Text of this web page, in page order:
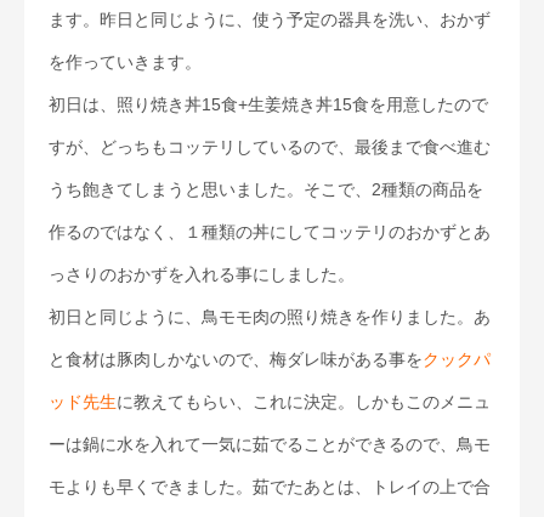
ます。昨日と同じように、使う予定の器具を洗い、おかず
を作っていきます。
初日は、照り焼き丼15食+生姜焼き丼15食を用意したので
すが、どっちもコッテリしているので、最後まで食べ進む
うち飽きてしまうと思いました。そこで、2種類の商品を
作るのではなく、１種類の丼にしてコッテリのおかずとあ
っさりのおかずを入れる事にしました。
初日と同じように、鳥モモ肉の照り焼きを作りました。あ
と食材は豚肉しかないので、梅ダレ味がある事をクックパ
ッド先生に教えてもらい、これに決定。しかもこのメニュ
ーは鍋に水を入れて一気に茹でることができるので、鳥モ
モよりも早くできました。茹でたあとは、トレイの上で合